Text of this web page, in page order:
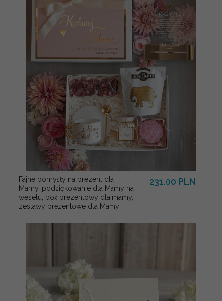
Fajne pomysły na prezent dla
Mamy, podziękowanie dla Mamy na
weselu, box prezentowy dla mamy,
zestawy prezentowe dla Mamy
231.00 PLN